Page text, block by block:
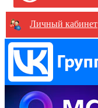
Личный кабинет